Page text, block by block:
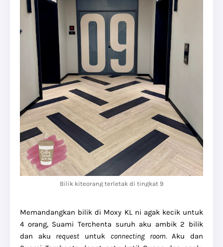
Bilik kiteorang terletak di tingkat 9
Memandangkan bilik di Moxy KL ni agak kecik untuk
4 orang, Suami Terchenta suruh aku ambik 2 bilik
dan aku requestuntuk connecting room.Aku dan